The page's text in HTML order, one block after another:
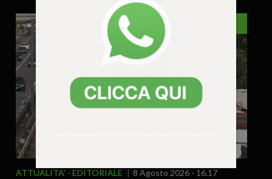
TRAFFICO E AFFINI
ATTUALITA' EDITORIALE 8 Agosto 2026 - 16.17